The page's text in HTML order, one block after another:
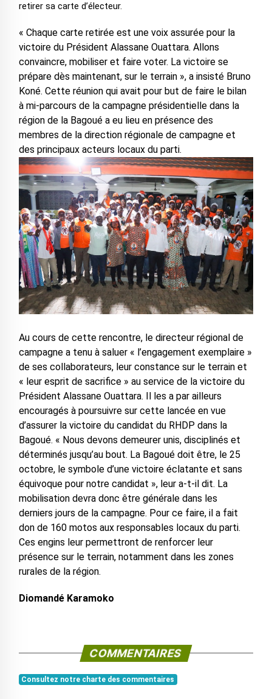
retirer sa carte d’électeur.
« Chaque carte retirée est une voix assurée pour la
victoire du Président Alassane Ouattara. Allons
convaincre, mobiliser et faire voter. La victoire se
prépare dès maintenant, sur le terrain », a insisté Bruno
Koné. Cette réunion qui avait pour but de faire le bilan
à mi-parcours de la campagne présidentielle dans la
région de la Bagoué a eu lieu en présence des
membres de la direction régionale de campagne et
des principaux acteurs locaux du parti.
Au cours de cette rencontre, le directeur régional de
campagne a tenu à saluer « l’engagement exemplaire »
de ses collaborateurs, leur constance sur le terrain et
« leur esprit de sacrifice » au service de la victoire du
Président Alassane Ouattara. Il les a par ailleurs
encouragés à poursuivre sur cette lancée en vue
d’assurer la victoire du candidat du RHDP dans la
Bagoué. « Nous devons demeurer unis, disciplinés et
déterminés jusqu’au bout. La Bagoué doit être, le 25
octobre, le symbole d’une victoire éclatante et sans
équivoque pour notre candidat », leur a-t-il dit. La
mobilisation devra donc être générale dans les
derniers jours de la campagne. Pour ce faire, il a fait
don de 160 motos aux responsables locaux du parti.
Ces engins leur permettront de renforcer leur
présence sur le terrain, notamment dans les zones
rurales de la région.
Diomandé Karamoko
COMMENTAIRES
Consultez notre charte des commentaires